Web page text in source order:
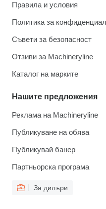
Правила и условия
Политика за
Съвети за безопасност
Отзиви за Machineryline
Каталог на марките
Нашите предложения
Реклама на Machineryline
Публикуване на обява
Публикувай банер
Партньорска програма
За дилъри